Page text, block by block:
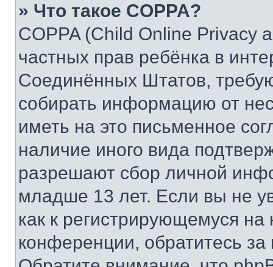
» Что такое COPPA?
COPPA (Child Online Privacy
частных прав ребёнка в
Соединённых Штатов,
собирать информацию от
иметь на это письменное
наличие иного вида
разрешают сбор личной
младше 13 лет. Если вы не
как к регистрирующемуся
конференции, обратитесь